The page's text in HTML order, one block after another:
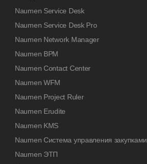
Naumen Service Desk
Naumen Service Desk Pro
Naumen Network Manager
Naumen BPM
Naumen Contact Center
Naumen WFM
Naumen Project Ruler
Naumen Erudite
Naumen KMS
Naumen Система управления закупками
Naumen ЭТП